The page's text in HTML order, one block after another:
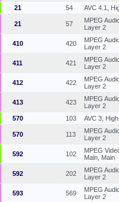
21 54 AVC 4.1,
21 57
MPEG
Layer 2
410 420
MPEG
Layer 2
411 421
MPEG
Layer 2
412 422
MPEG
Layer 2
413 423
MPEG
Layer 2
570 103 AVC 3, High
570 113
MPEG
Layer 2
592 102
MPEG
Main, Main
592 202
MPEG
Layer 2
593 569
MPEG
Layer 2